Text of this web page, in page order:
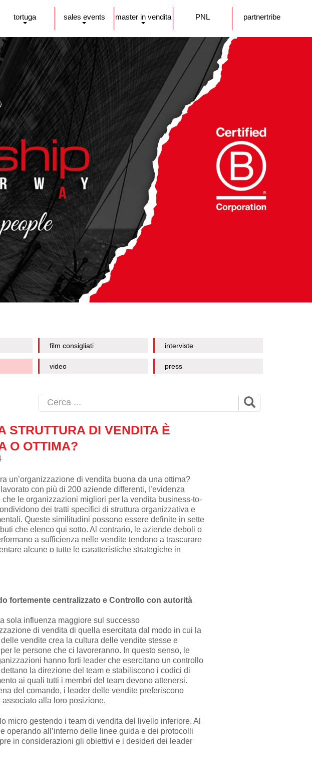
tortuga sales events master in vendita PNL partnertribe
film consigliati interviste
video press
STRUTTURA DI VENDITA È
O OTTIMA?
un’organizzazione di vendita buona da una ottima?
con più di 200 aziende differenti, l’evidenza
che le organizzazioni migliori per la vendita business-to-
dei tratti specifici di struttura organizzativa e
Queste similitudini possono essere definite in sette
che elenco qui sotto. Al contrario, le aziende deboli o
a sufficienza nelle vendite tendono a trascurare
alcune o tutte le caratteristiche strategiche in
fortemente centralizzato e Controllo con autorità
sola influenza maggiore sul successo
di vendita di quella esercitata dal modo in cui la
delle vendite crea la cultura delle vendite stesse e
per le persone che ci lavoreranno. In questo senso, le
hanno forti leader che esercitano un controllo
la direzione del team e stabiliscono i codici di
ai quali tutti i membri del team devono attenersi.
del comando, i leader delle vendite preferiscono
alla loro posizione.
micro gestendo i team di vendita del livello inferiore. Al
operando all’interno delle linee guida e dei protocolli
in considerazioni gli obiettivi e i desideri dei leader